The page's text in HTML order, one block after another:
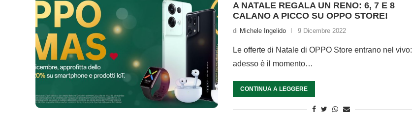
A NATALE REGALA UN RENO: 6, 7 E 8
CALANO A PICCO SU OPPO STORE!
di Michele Ingelido 9 Dicembre 2022
Le offerte di Natale di OPPO Store entrano nel vivo:
adesso è il momento…
CONTINUA A LEGGERE